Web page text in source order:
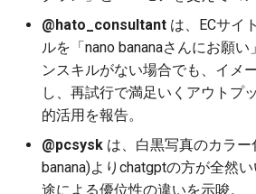
2025-12-06
2025-12-05
2025-12-04
2025-12-03
2025-12-02
@hato_consultant は、ECサイ
ルを「nano bananaさんにお願
ンスキルがない場合でも、イメ
し、再試行で満足いくアウトプ
的活用を報告。
@pcsysk は、白黒写真のカラー
banana)よりchatgptの方が全然
途による優位性の違いを示唆。